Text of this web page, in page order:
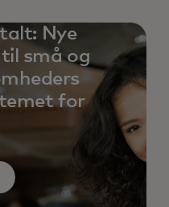
Nye
små og
for
in a new tab